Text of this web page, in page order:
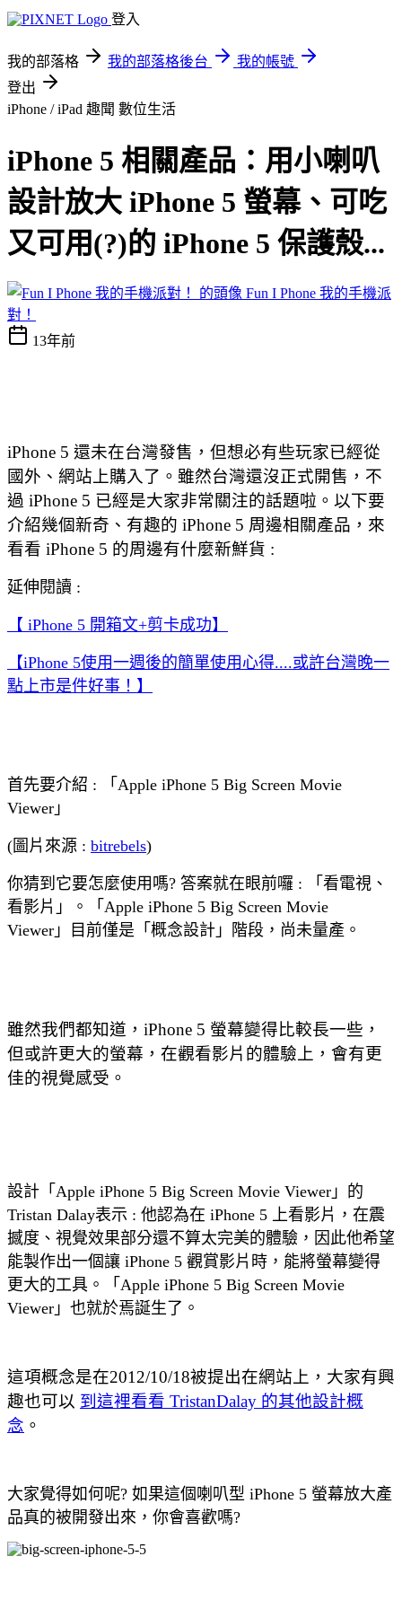
登入
我的部落格 我的部落格後台
我的帳號
登出
iPhone / iPad 趣聞 數位生活
iPhone 5 相關產品：用小喇叭
設計放大 iPhone 5 螢幕、可吃
又可用(?)的 iPhone 5 保護殼...
Fun I Phone 我的手機派
對！
13年前
iPhone 5 還未在台灣發售，但想必有些玩家已經從
國外、網站上購入了。雖然台灣還沒正式開售，不
過 iPhone 5 已經是大家非常關注的話題啦。以下要
介紹幾個新奇、有趣的 iPhone 5 周邊相關產品，來
看看 iPhone 5 的周邊有什麼新鮮貨 :
延伸閱讀 :
【 iPhone 5 開箱文+剪卡成功】
【iPhone 5使用一週後的簡單使用心得....或許台灣晚一
點上市是件好事！】
首先要介紹 : 「Apple iPhone 5 Big Screen Movie
Viewer」
(圖片來源 : bitrebels)
你猜到它要怎麼使用嗎? 答案就在眼前囉 : 「看電視、
看影片」。「Apple iPhone 5 Big Screen Movie
Viewer」目前僅是「概念設計」階段，尚未量產。
雖然我們都知道，iPhone 5 螢幕變得比較長一些，
但或許更大的螢幕，在觀看影片的體驗上，會有更
佳的視覺感受。
設計「Apple iPhone 5 Big Screen Movie Viewer」的
Tristan Dalay表示 : 他認為在 iPhone 5 上看影片，在震
撼度、視覺效果部分還不算太完美的體驗，因此他希望
能製作出一個讓 iPhone 5 觀賞影片時，能將螢幕變得
更大的工具。「Apple iPhone 5 Big Screen Movie
Viewer」也就於焉誕生了。
這項概念是在2012/10/18被提出在網站上，大家有興
趣也可以 到這裡看看 TristanDalay 的其他設計概
念 。
大家覺得如何呢? 如果這個喇叭型 iPhone 5 螢幕放大產
品真的被開發出來，你會喜歡嗎?